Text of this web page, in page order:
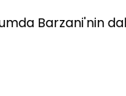
Barzani'nin